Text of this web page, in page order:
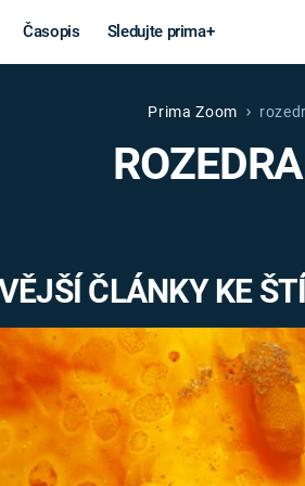
Časopis Sledujte prima+
Věda a
technika
MARS
Záhady a
Prima Zoom
ČLÁNKY KE